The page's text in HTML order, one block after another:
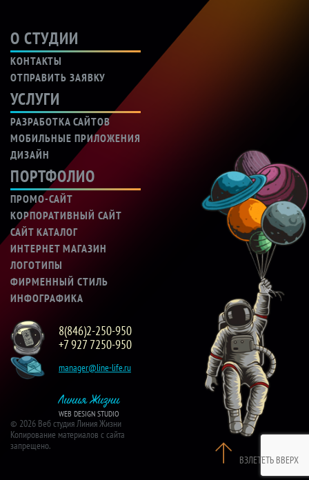
Линия Жизни
WEB DESIGN STUDIO
© 2026 Веб студия Линия Жизни
Копирование материалов с сайта
запрещено.
О СТУДИИ
КОНТАКТЫ
ОТПРАВИТЬ ЗАЯВКУ
УСЛУГИ
РАЗРАБОТКА САЙТОВ
МОБИЛЬНЫЕ ПРИЛОЖЕНИЯ
ДИЗАЙН
ПОРТФОЛИО
ПРОМО-САЙТ
КОРПОРАТИВНЫЙ САЙТ
САЙТ КАТАЛОГ
ИНТЕРНЕТ МАГАЗИН
ЛОГОТИПЫ
ФИРМЕННЫЙ СТИЛЬ
ИНФОГРАФИКА
8(846)2-250-950
+7 927 7250-950
manager@line-life.ru
ВЗЛЕТЕТЬ ВВЕРХ